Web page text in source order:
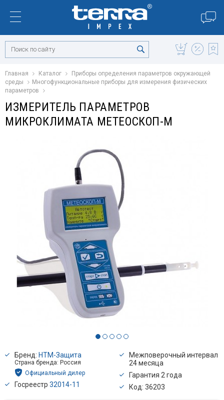
Главная Каталог
Приборы определения параметров окружающей
среды
Многофункциональные приборы для измерения физических
параметров
ИЗМЕРИТЕЛЬ ПАРАМЕТРОВ
МИКРОКЛИМАТА МЕТЕОСКОП-М
Бренд: НТМ-Защита
Страна бренда: Россия
Официальный дилер
Госреестр 32014-11
Межповерочный интервал
24 месяца
Гарантия 2 года
Код: 36203